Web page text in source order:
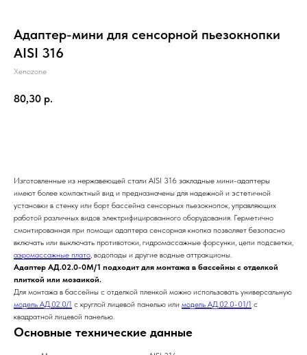
Адаптер-мини для сенсорной пьезокнопки
AISI 316
Xenozone
80,30 р.
Изготовленные из нержавеющей стали AISI 316 закладные мини-адаптеры
имеют более компактный вид и предназначены для надежной и эстетичной
установки в стенку или борт бассейна сенсорных пьезокнопок, управляющих
работой различных видов электрифицированного оборудования. Герметично
смонтированная при помощи адаптера сенсорная кнопка позволяет безопасно
включать или выключать противотоки, гидромассажные форсунки, цепи подсветки,
аэромассажные плато, водопады и другие водные аттракционы.
Адаптер АД.02.0-0М/1 подходит для монтажа в бассейны с отделкой
плиткой или мозаикой.
Для монтажа в бассейны с отделкой пленкой можно использовать универсальную
модель АД.02.0/1 с круглой лицевой панелью или модель АД.02.0-01/1 с
квадратной лицевой панелью.
Основные технические данные